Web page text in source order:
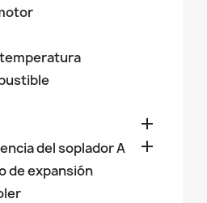

del soplador A 
de expansión